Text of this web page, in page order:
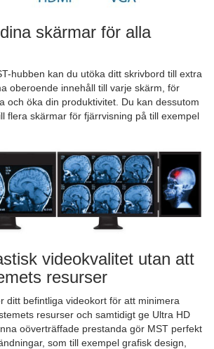
skärmar för alla
hubben kan du utöka ditt skrivbord till extra
oberoende innehåll till varje skärm, för
och öka din produktivitet. Du kan dessutom
flera skärmar för fjärrvisning på till exempel
videokvalitet utan att
resurser
ditt befintliga videokort för att minimera
resurser och samtidigt ge Ultra HD
oöverträffade prestanda gör MST perfekt
som till exempel grafisk design,